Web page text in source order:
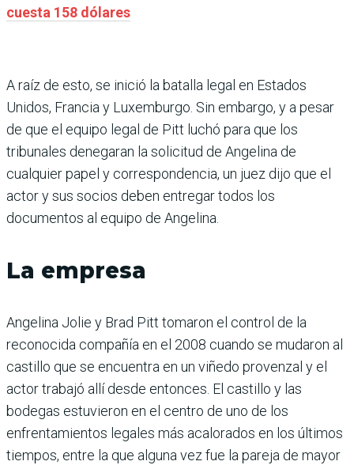
cuesta 158 dólares
A raíz de esto, se inició la batalla legal en Estados
Unidos, Francia y Luxemburgo. Sin embargo, y a pesar
de que el equipo legal de Pitt luchó para que los
tribunales denegaran la solicitud de Angelina de
cualquier papel y correspondencia, un juez dijo que el
actor y sus socios deben entregar todos los
documentos al equipo de Angelina.
La empresa
Angelina Jolie y Brad Pitt tomaron el control de la
reconocida compañía en el 2008 cuando se mudaron al
castillo que se encuentra en un viñedo provenzal y el
actor trabajó allí desde entonces. El castillo y las
bodegas estuvieron en el centro de uno de los
enfrentamientos legales más acalorados en los últimos
tiempos, entre la que alguna vez fue la pareja de mayor